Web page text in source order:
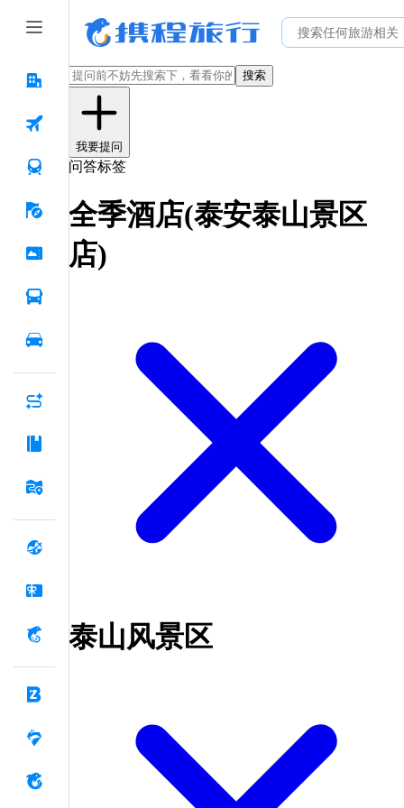
搜索
我要提问
问答标签
全季酒店(泰安泰山景区
店)
泰山风景区